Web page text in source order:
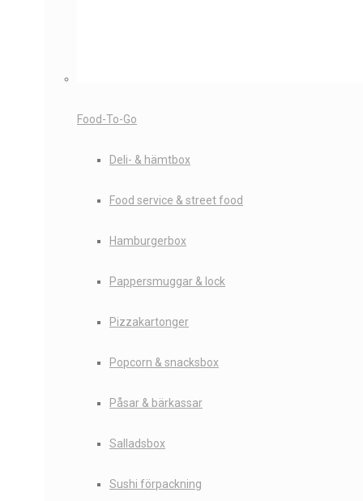
Food-To-Go
Deli- & hämtbox
Food service & street food
Hamburgerbox
Pappersmuggar & lock
Pizzakartonger
Popcorn & snacksbox
Påsar & bärkassar
Salladsbox
Sushi förpackning